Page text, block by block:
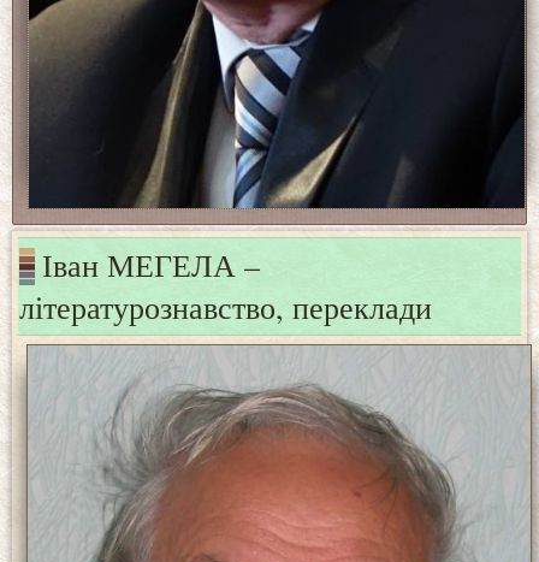
Іван МЕГЕЛА –
літературознавство, переклади